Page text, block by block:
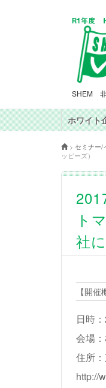
SHEM 非
ホワイト
> セミナー/
ッピーズ）
ト
社
【開催
日時
会場
住所
http://